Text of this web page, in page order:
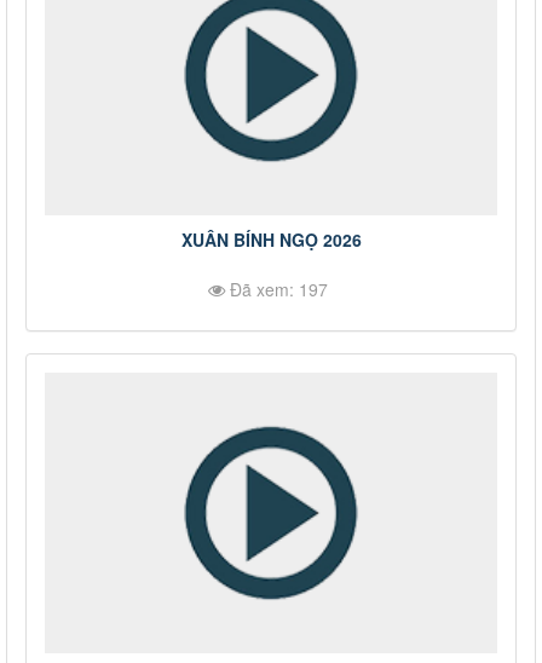
XUÂN BÍNH NGỌ 2026
Đã xem: 197